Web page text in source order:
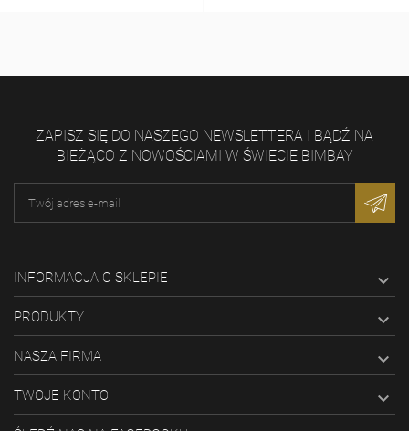
ZAPISZ SIĘ DO NASZEGO NEWSLETTERA I BĄDŹ NA
BIEŻĄCO Z NOWOŚCIAMI W ŚWIECIE BIMBAY
INFORMACJA O SKLEPIE 
PRODUKTY 
NASZA FIRMA 
TWOJE KONTO 